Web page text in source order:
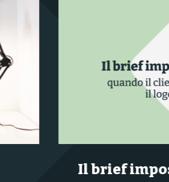
Il brief impossibile: